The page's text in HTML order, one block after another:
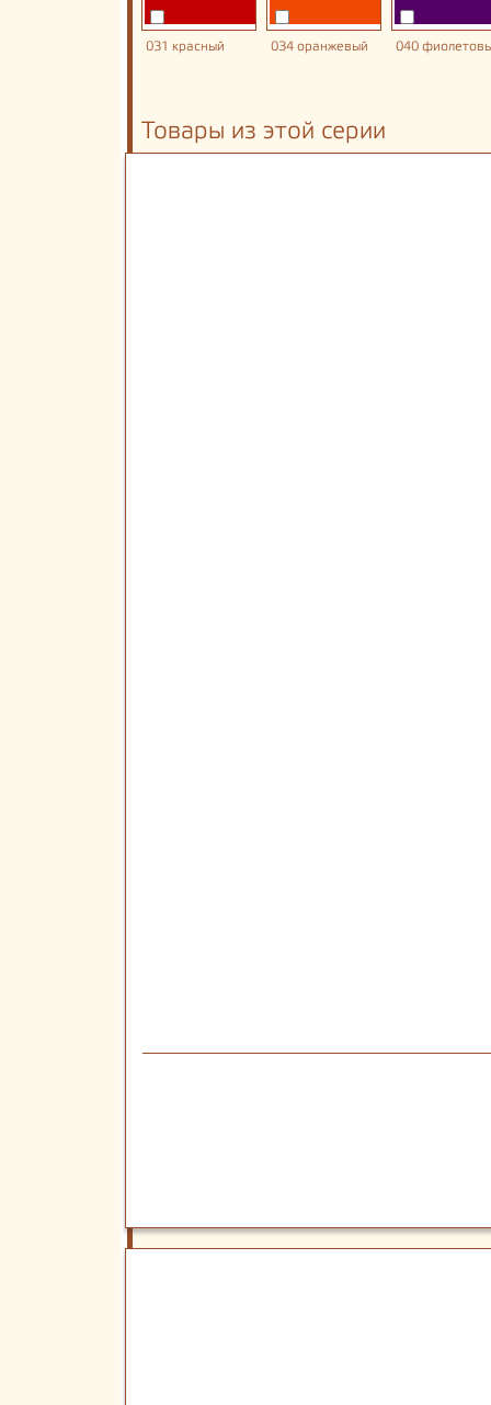
031 красный 034 оранжевый 040
Товары из этой серии